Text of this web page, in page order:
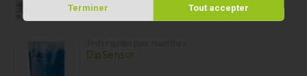
DipSensor
Terminer Tout accepter